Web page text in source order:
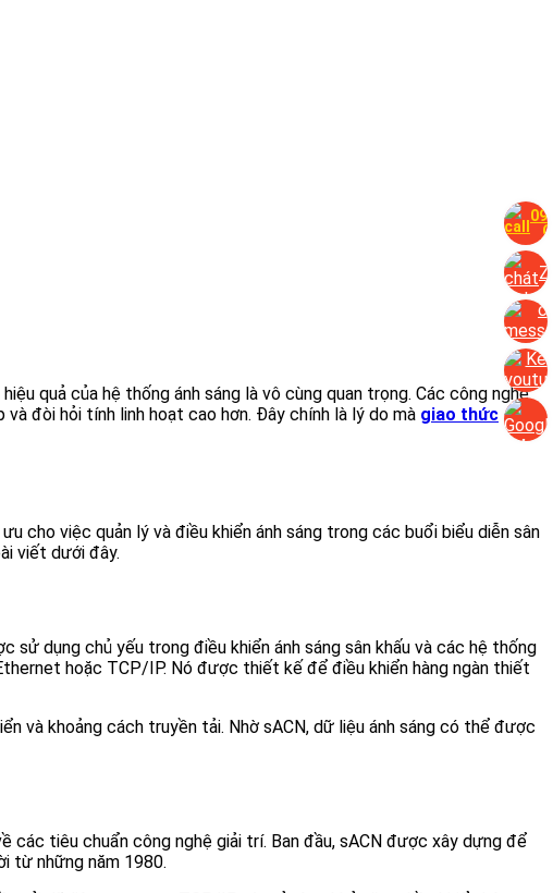
quả của hệ thống ánh sáng là vô cùng quan trọng. Các công nghệ
đòi hỏi tính linh hoạt cao hơn. Đây chính là lý do mà giao thức
cho việc quản lý và điều khiển ánh sáng trong các buổi biểu diễn sân
viết dưới đây.
sử dụng chủ yếu trong điều khiển ánh sáng sân khấu và các hệ thống
hoặc TCP/IP. Nó được thiết kế để điều khiển hàng ngàn thiết
và khoảng cách truyền tải. Nhờ sACN, dữ liệu ánh sáng có thể được
tiêu chuẩn công nghệ giải trí. Ban đầu, sACN được xây dựng để
từ những năm 1980.